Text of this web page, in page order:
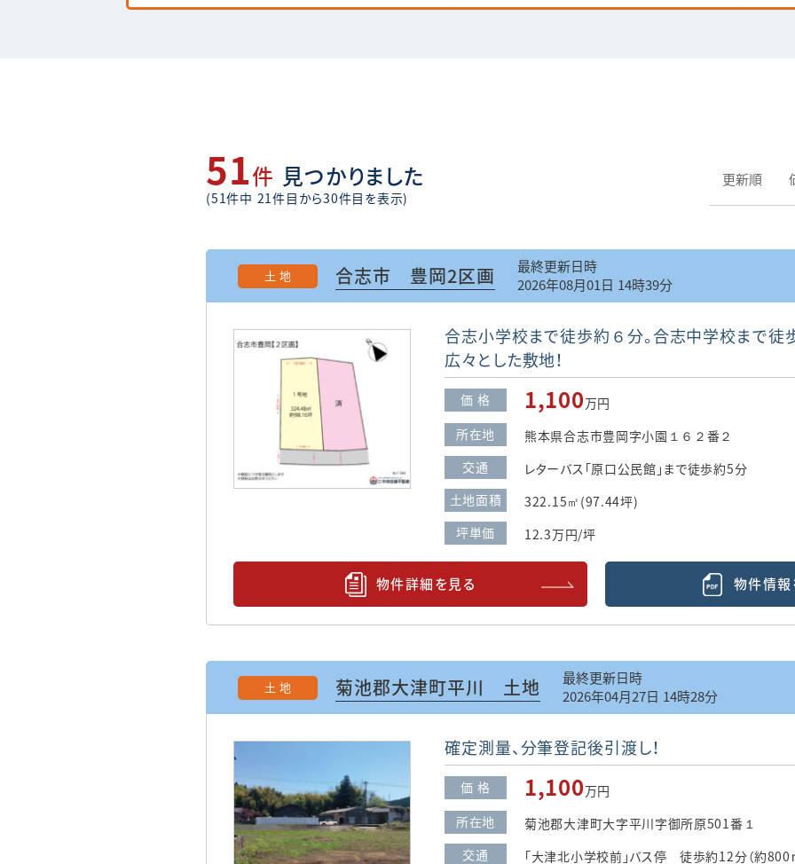
51件 見つかりました
(51件中 21件目から30件目を表示)
更新順
土 地 合志市 豊岡2区画
最終更新日時
2026年08月01日 14時39分
合志小学校まで徒歩約６分。合志中学校まで徒
広々とした敷地！
価 格 1,100 万円
所在地 熊本県合志市豊岡字小園１６２番２
交通 レターバス「原口公民館」まで徒歩約5分
土地面積 322.15㎡(97.44坪)
坪単価 12.3万円/坪
物件詳細を見る 物件情報
土 地 菊池郡大津町平川 土地
最終更新日時
2026年04月27日 14時28分
確定測量、分筆登記後引渡し！
価 格 1,100 万円
所在地 菊池郡大津町大字平川字御所原501番１
交通 「大津北小学校前」バス停 徒歩約12分（約800